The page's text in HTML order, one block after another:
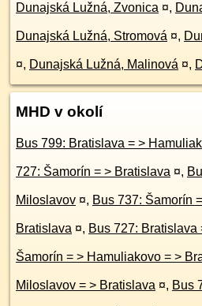
Dunajská Lužná, Zvonica ¤,
Dunajská Lužná, Stromová ¤,
¤, Dunajská Lužná, Malinová ¤,
MHD v okolí
727: Šamorín = > Bratislava ¤,
Miloslavov ¤, Bus 737: Šamorín = >
Bratislava ¤,
Šamorín
Miloslavov = > Bratislava ¤, Bus